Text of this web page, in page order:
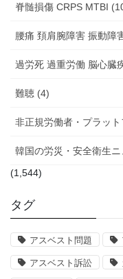
脊髄損傷 CRPS MTBI
腰痛 頚肩腕障害 振動障
過労死 過重労働 脳心臓
難聴 (4)
非正規労働者・プラッ
韓国の労災・安全衛生ニ
(1,544)
タグ
アスベスト問題
アスベスト訴訟